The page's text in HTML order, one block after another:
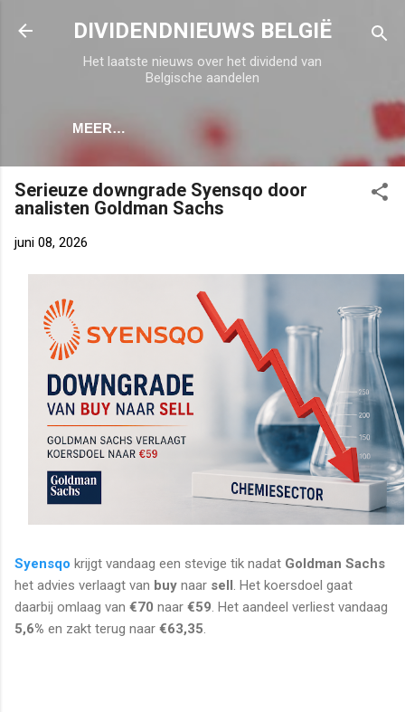
Doorgaan naar hoofdcontent
DIVIDENDNIEUWS BELGIË
Het laatste nieuws over het dividend van
Belgische aandelen
MEER…
Serieuze downgrade Syensqo door
analisten Goldman Sachs
juni 08, 2026
Syensqo krijgt vandaag een stevige tik nadat Goldman Sachs
het advies verlaagt van buy naar sell. Het koersdoel gaat
daarbij omlaag van €70 naar €59. Het aandeel verliest vandaag
5,6% en zakt terug naar €63,35.